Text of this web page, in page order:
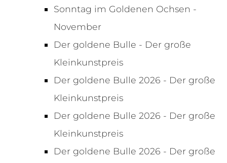
Sonntag im Goldenen Ochsen -
November
Der goldene Bulle - Der große
Kleinkunstpreis
Der goldene Bulle 2026 - Der große
Kleinkunstpreis
Der goldene Bulle 2026 - Der große
Kleinkunstpreis
Der goldene Bulle 2026 - Der große